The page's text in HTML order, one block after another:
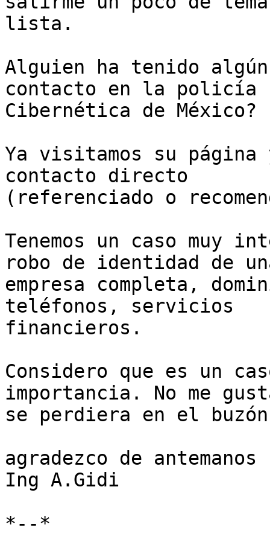
lista.
Alguien ha tenido
contacto en la policía
Cibernética de México?
Ya visitamos su
contacto directo
(referenciado o
Tenemos un caso muy
robo de identidad de
empresa completa,
teléfonos, servicios
financieros.
Considero que es un
importancia. No me
se perdiera en el
agradezco de
Ing A.Gidi
*--*